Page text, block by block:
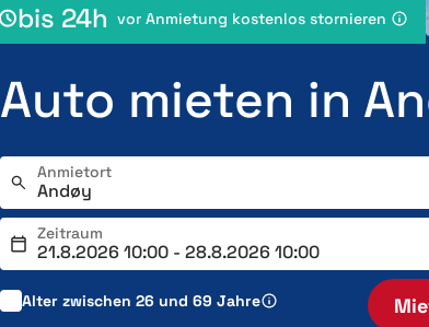
bis 24h vor Anmietung kostenlos stornieren
Auto mieten in
Anmietort
Zeitraum
Alter zwischen 26 und 69 Jahre